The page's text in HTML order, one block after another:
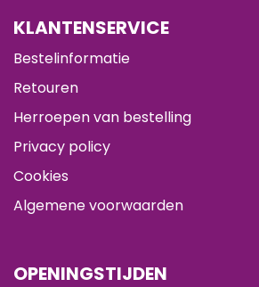
KLANTENSERVICE
Bestelinformatie
Retouren
Herroepen van bestelling
Privacy policy
Cookies
Algemene voorwaarden
OPENINGSTIJDEN